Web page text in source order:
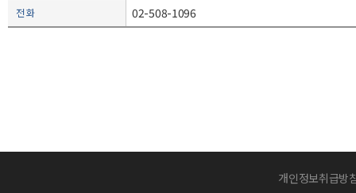
전 화 02-508-1096
개인정보취급방